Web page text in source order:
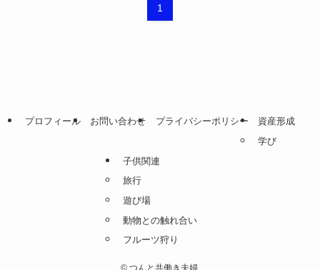
1
プロフィール お問い合わせ プライバシーポリシー
資産形成
学び
子供関連
旅行
遊び場
動物との触れ合い
フルーツ狩り
©つんと共働き夫婦.